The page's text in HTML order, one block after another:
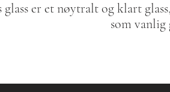
er et nøytralt og klart
som vanlig